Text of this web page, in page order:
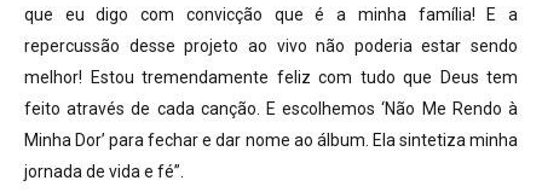
que eu digo com convicção que é a minha família! E a
repercussão desse projeto ao vivo não poderia estar sendo
melhor! Estou tremendamente feliz com tudo que Deus tem
feito através de cada canção. E escolhemos ‘Não Me Rendo à
Minha Dor’ para fechar e dar nome ao álbum. Ela sintetiza minha
jornada de vida e fé”.